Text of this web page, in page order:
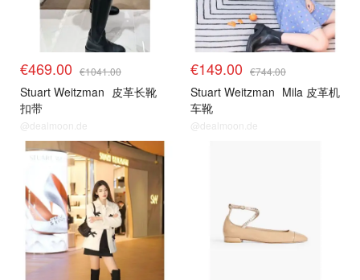
€469.00 €1041.00
Stuart Weitzman 皮革长靴
扣带
@dealmoon.de
€149.00 €744.00
Stuart Weitzman Mila 皮革机
车靴
@dealmoon.de